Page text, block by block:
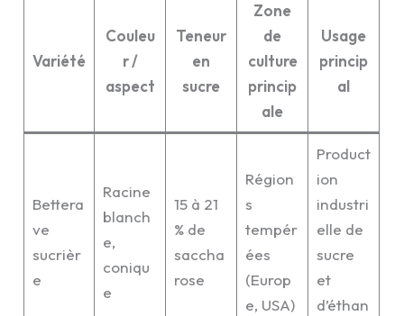
Variété
Couleu
r /
aspect
Teneur
en
sucre
Zone
de
culture
princip
ale
Usage
princip
al
Bettera
ve
sucrièr
e
Racine
blanch
e,
coniqu
e
15 à 21
% de
saccha
rose
Région
s
tempér
ées
(Europ
e, USA)
Product
ion
industri
elle de
sucre
et
d’éthan